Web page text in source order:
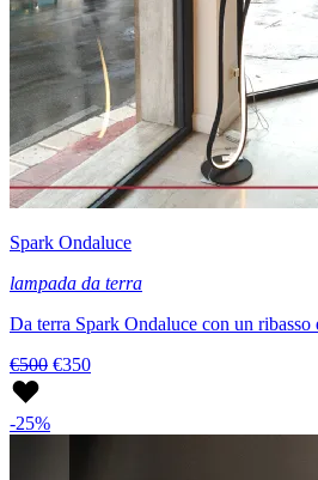
Spark Ondaluce
lampada da terra
Da terra Spark Ondaluce con un ribasso
€500 €350
-25%